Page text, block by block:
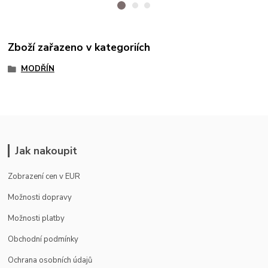
Zboží zařazeno v kategoriích
MODŘÍN
Jak nakoupit
Zobrazení cen v EUR
Možnosti dopravy
Možnosti platby
Obchodní podmínky
Ochrana osobních údajů